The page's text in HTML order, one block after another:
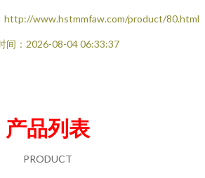
http://www.hstmmfaw.com/product/80.html
间：2026-08-04 06:33:37
产品列表
PRODUCT